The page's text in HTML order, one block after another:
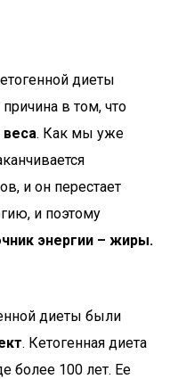
диеты
в том, что
веса. Как мы уже
и он перестает
и поэтому
энергии – жиры.
диеты были
. Кетогенная диета
более 100 лет. Ее